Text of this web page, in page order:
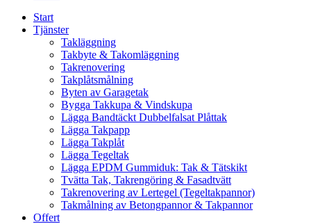
Start
Tjänster
Takläggning
Takbyte & Takomläggning
Takrenovering
Takplåtsmålning
Byten av Garagetak
Bygga Takkupa & Vindskupa
Lägga Bandtäckt Dubbelfalsat Plåttak
Lägga Takpapp
Lägga Takplåt
Lägga Tegeltak
Lägga EPDM Gummiduk: Tak & Tätskikt
Tvätta Tak, Takrengöring & Fasadtvätt
Takrenovering av Lertegel (Tegeltakpannor)
Takmålning av Betongpannor & Takpannor
Offert